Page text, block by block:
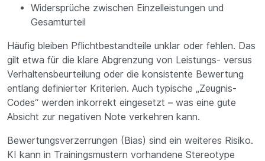
Widersprüche zwischen Einzelleistungen und
Gesamturteil
Häufig bleiben Pflichtbestandteile unklar oder fehlen. Das
gilt etwa für die klare Abgrenzung von Leistungs- versus
Verhaltensbeurteilung oder die konsistente Bewertung
entlang definierter Kriterien. Auch typische „Zeugnis-
Codes“ werden inkorrekt eingesetzt – was eine gute
Absicht zur negativen Note verkehren kann.
Bewertungsverzerrungen (Bias) sind ein weiteres Risiko.
KI kann in Trainingsmustern vorhandene Stereotype